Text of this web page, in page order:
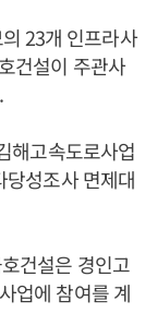
23개 인프라사
건설이 주관사
해고속도로사업
성조사 면제대
건설은 경인고
업에 참여를 계